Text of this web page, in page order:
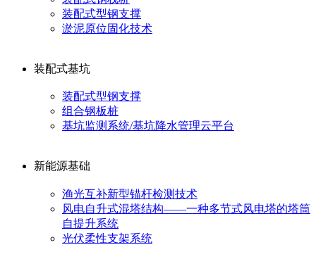
装配式型钢支撑
淤泥原位固化技术
装配式基坑
装配式型钢支撑
组合钢板桩
基坑监测系统/基坑降水管理云平台
新能源基础
渔光互补新型锚杆检测技术
风电自升式混塔结构——一种多节式风电塔的塔筒
自提升系统
光伏柔性支架系统